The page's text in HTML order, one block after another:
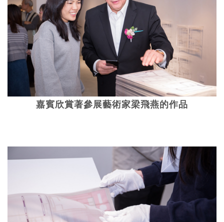
嘉賓欣賞著參展藝術家梁飛燕的作品